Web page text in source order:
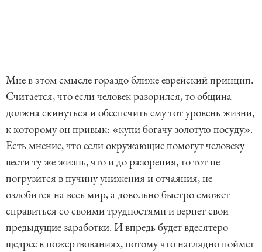
Мне в этом смысле гораздо ближе еврейский принцип.
Считается, что если человек разорился, то община
должна скинуться и обеспечить ему тот уровень жизни,
к которому он привык: «купи богачу золотую посуду».
Есть мнение, что если окружающие помогут человеку
вести ту же жизнь, что и до разорения, то тот не
погрузится в пучину унижения и отчаяния, не
озлобится на весь мир, а довольно быстро сможет
справиться со своими трудностями и вернет свои
предыдущие заработки. И впредь будет вдесятеро
щедрее в пожертвованиях, потому что наглядно поймет